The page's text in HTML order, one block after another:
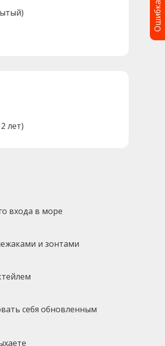
лет)
входа в море
и зонтами
себя обновленным
Ошибка?